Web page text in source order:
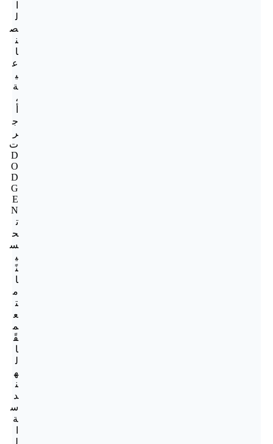
ل
ص
ن
ا
ع
ي
ة
،
ج
ر
ت
D
O
D
G
E
N
ت
ح
س
ي
نً
ا
م
ت
ع
م
قً
ا
ل
ه
ن
د
س
ة
ل